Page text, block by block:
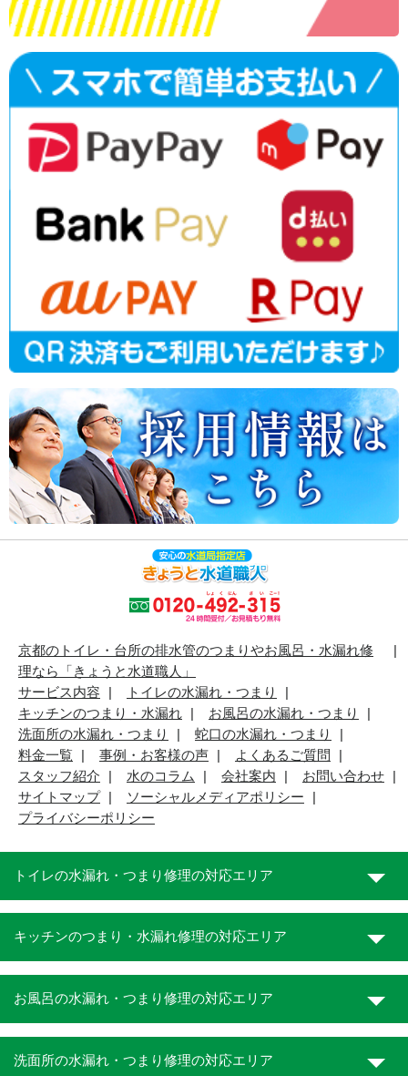
京都のトイレ・台所の排水管のつまりやお風呂・水漏れ修
理なら「きょうと水道職人」
サービス内容
トイレの水漏れ・つまり
キッチンのつまり・水漏れ
お風呂の水漏れ・つまり
洗面所の水漏れ・つまり
蛇口の水漏れ・つまり
料金一覧
事例・お客様の声
よくあるご質問
スタッフ紹介
水のコラム 会社案内
お問い合わせ
サイトマップ
ソーシャルメディアポリシー
プライバシーポリシー
トイレの水漏れ・つまり修理の対応エリア
キッチンのつまり・水漏れ修理の対応エリア
お風呂の水漏れ・つまり修理の対応エリア
洗面所の水漏れ・つまり修理の対応エリア